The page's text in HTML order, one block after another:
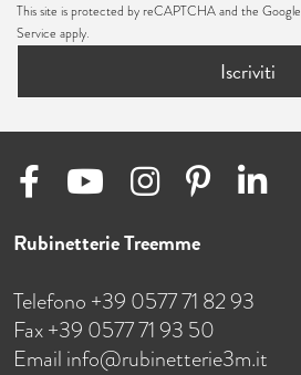
This site is protected by reCAPTCHA and the Google
Service apply.
Iscriviti
Rubinetterie Treemme
Telefono +39 0577 71 82 93
Fax +39 0577 71 93 50
Email info@rubinetterie3m.it